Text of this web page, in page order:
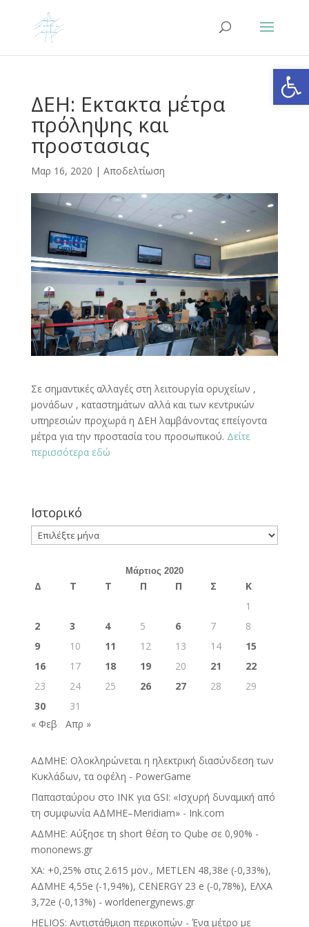
ΔΕΗ: Εκτακτα μέτρα
πρόληψης και
προστασιας
Μαρ 16, 2020 | Αποδελτίωση
Σε σημαντικές αλλαγές στη λειτουργία ορυχείων ,
μονάδων , καταστημάτων αλλά και των κεντρικών
υπηρεσιών προχωρά η ΔΕΗ λαμβάνοντας επείγοντα
μέτρα για την προστασία του προσωπικού. Δείτε
περισσότερα εδώ
Ιστορικό
Ιστορικό
Μάρτιος 2020
Δ Τ Τ Π Π Σ
Κ
1
2
3 4 5 6 7
8
9
10 11 12 13 14
15
16
17 18 19 20 21
22
23
24 25 26 27 28
29
30
31
« Φεβ
Απρ »
ΑΔΜΗΕ: Ολοκληρώνεται η ηλεκτρική διασύνδεση των
Κυκλάδων, τα οφέλη - PowerGame
Παπασταύρου στο INK για GSI: «Ισχυρή δυναμική από
τη συμφωνία ΑΔΜΗΕ–Meridiam» - Ink.com
ΑΔΜΗΕ: Αύξησε τη short θέση το Qube σε 0,90% -
mononews.gr
ΧΑ: +0,25% στις 2.615 μον., METLEN 48,38e (-0,33%),
ΑΔΜΗΕ 4,55e (-1,94%), CENERGY 23 e (-0,78%), ΕΛΧΑ
3,72e (-0,13%) - worldenergynews.gr
HELIOS: Αντιστάθμιση περικοπών - Ένα μέτρο με